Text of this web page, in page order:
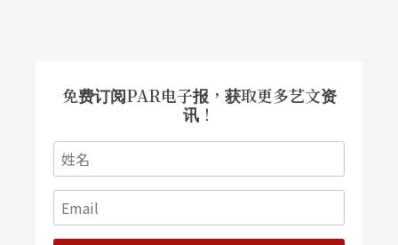
免费订阅PAR电子报，获取更多艺文资
讯！